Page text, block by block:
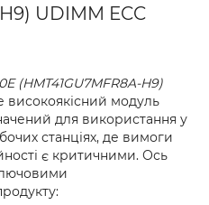
UDIMM ECC
(HMT41GU7MFR8A-H9)
високоякісний модуль
для використання у
станціях, де вимоги
є критичними. Ось